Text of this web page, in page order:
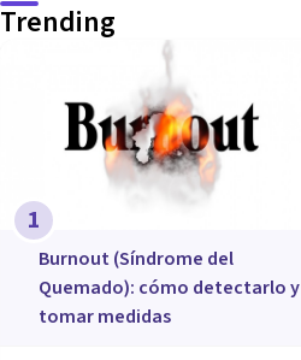
Trending
1
Burnout (Síndrome del
Quemado): cómo detectarlo y
tomar medidas